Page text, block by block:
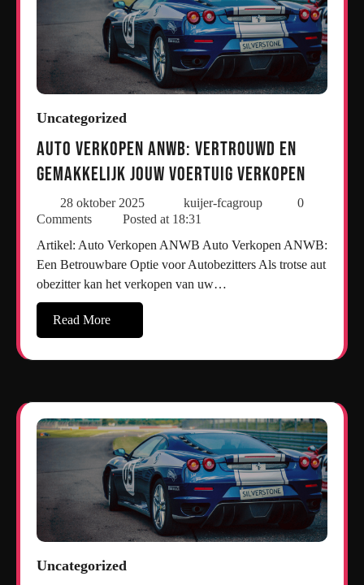
Uncategorized
Auto Verkopen ANWB: Vertrouwd en
Gemakkelijk Jouw Voertuig Verkopen
28 oktober 2025 kuijer-fcagroup
0
Comments
Posted at 18:31
Artikel: Auto Verkopen ANWB Auto Verkopen ANWB:
Een Betrouwbare Optie voor Autobezitters Als trotse aut
obezitter kan het verkopen van uw…
Read More
Uncategorized